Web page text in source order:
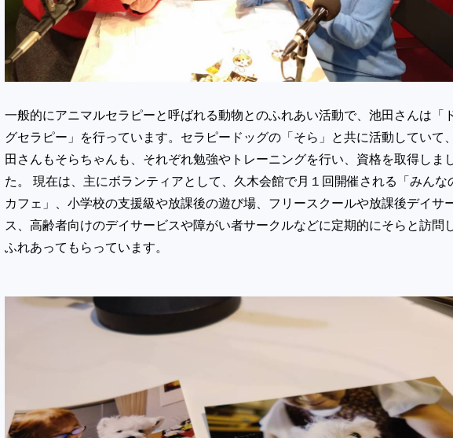
一般的にアニマルセラピーと呼ばれる動物とのふれあい活動で、池田さんは「
グセラピー」を行っています。セラピードッグの「そら」と共に活動していて
田さんもそらちゃんも、それぞれ勉強やトレーニングを行い、資格を取得しま
た。 現在は、主にボランティアとして、久木会館で月１回開催される「みんな
カフェ」、小学校の支援級や放課後の遊び場、フリースクールや放課後デイサ
ス、高齢者向けのデイサービスや障がい者サークルなどに定期的にそらと訪問
ふれあってもらっています。